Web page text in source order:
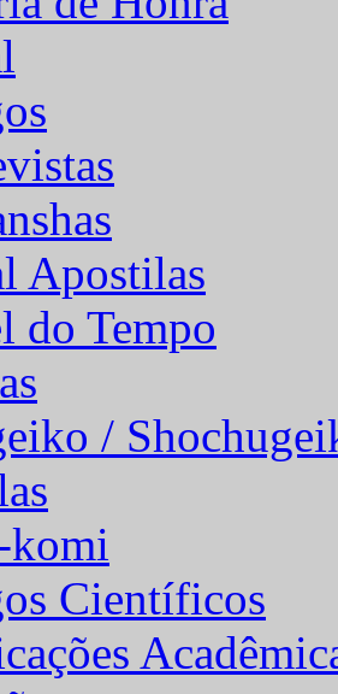
Apostilas
do Tempo
/
Científicos